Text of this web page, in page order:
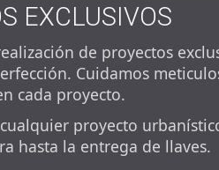
EXCLUSIVOS
de proyectos
Cuidamos
cada proyecto.
proyecto
hasta la entrega de llaves.